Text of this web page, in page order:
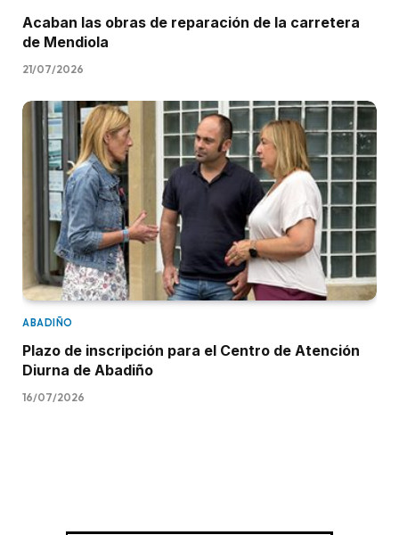
Acaban las obras de reparación de la carretera
de Mendiola
21/07/2026
ABADIÑO
Plazo de inscripción para el Centro de Atención
Diurna de Abadiño
16/07/2026